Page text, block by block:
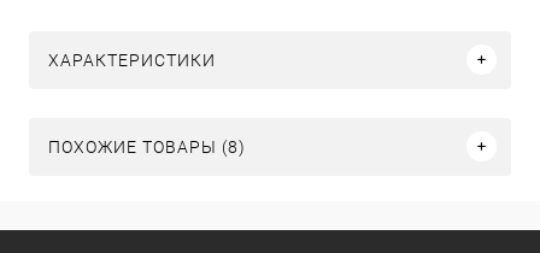
ХАРАКТЕРИСТИКИ
ПОХОЖИЕ ТОВАРЫ (8)